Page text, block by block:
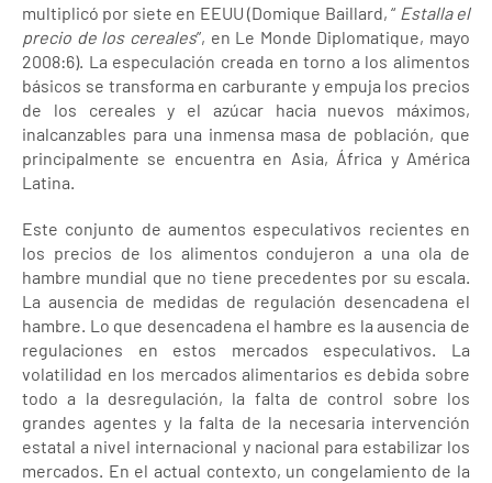
multiplicó por siete en EEUU (Domique Baillard, “ Estalla el
precio de los cereales”, en Le Monde Diplomatique, mayo
2008:6). La especulación creada en torno a los alimentos
básicos se transforma en carburante y empuja los precios
de los cereales y el azúcar hacia nuevos máximos,
inalcanzables para una inmensa masa de población, que
principalmente se encuentra en Asia, África y América
Latina.
Este conjunto de aumentos especulativos recientes en
los precios de los alimentos condujeron a una ola de
hambre mundial que no tiene precedentes por su escala.
La ausencia de medidas de regulación desencadena el
hambre. Lo que desencadena el hambre es la ausencia de
regulaciones en estos mercados especulativos. La
volatilidad en los mercados alimentarios es debida sobre
todo a la desregulación, la falta de control sobre los
grandes agentes y la falta de la necesaria intervención
estatal a nivel internacional y nacional para estabilizar los
mercados. En el actual contexto, un congelamiento de la